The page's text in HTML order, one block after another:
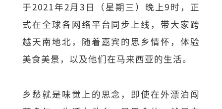
于2021年2月3日（星期三）晚上9时，正
式在全球各网络平台同步上线，带大家跨
越天南地北，随着嘉宾的思乡情怀，体验
美食美景，以及他们在马来西亚的生活。
乡愁就是味觉上的思念，即使在外漂泊闯